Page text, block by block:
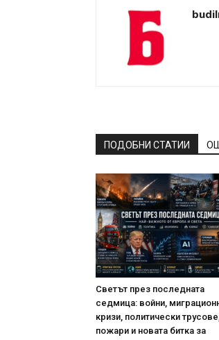
ПОДОБНИ СТАТИИ
Светът през последната
седмица: войни,
кризи, политически
пожари и новата битка за